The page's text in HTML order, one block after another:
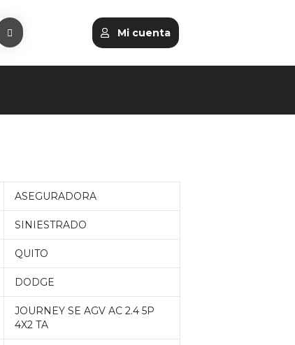
Mi cuenta
ASEGURADORA
SINIESTRADO
QUITO
DODGE
JOURNEY SE AGV AC 2.4 5P
4X2 TA